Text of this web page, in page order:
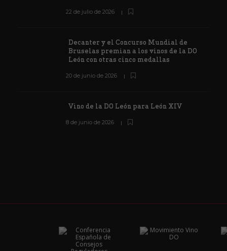
22 de julio de 2026
Decanter y el Concurso Mundial de
Bruselas premian a los vinos de la DO
León con otras cinco medallas
20 de junio de 2026
Vino de la DO León para León XIV
8 de junio de 2026